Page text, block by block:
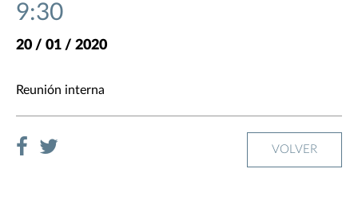
9:30
20 / 01 / 2020
Reunión interna
VOLVER